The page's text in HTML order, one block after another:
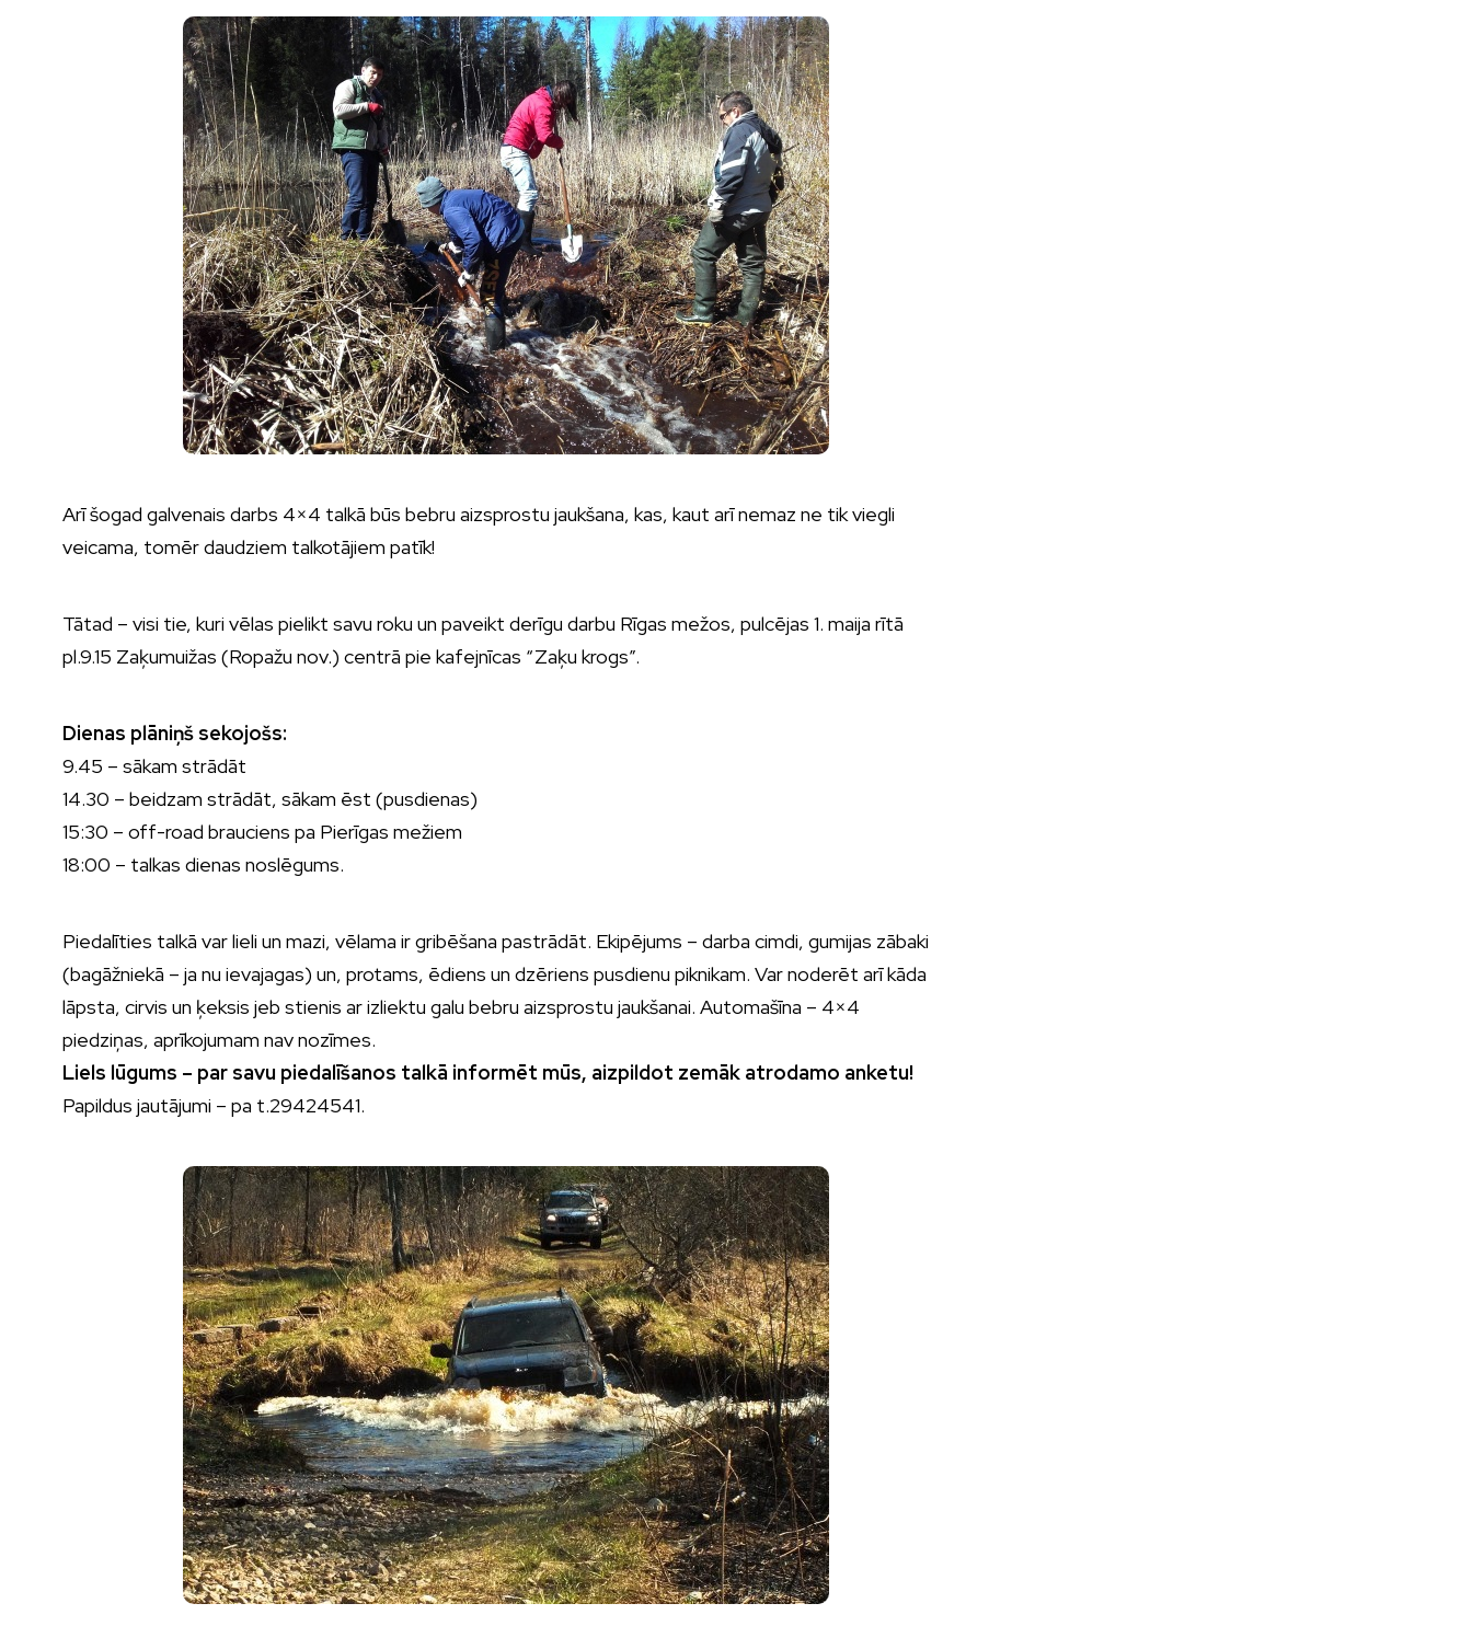
Arī šogad galvenais darbs 4×4 talkā būs bebru aizsprostu jaukšana, kas, kaut arī nemaz ne tik viegli
veicama, tomēr daudziem talkotājiem patīk!
Tātad – visi tie, kuri vēlas pielikt savu roku un paveikt derīgu darbu Rīgas mežos, pulcējas 1. maija rītā
pl.9.15 Zaķumuižas (Ropažu nov.) centrā pie kafejnīcas “Zaķu krogs”.
Dienas plāniņš sekojošs:
9.45 – sākam strādāt
14.30 – beidzam strādāt, sākam ēst (pusdienas)
15:30 – off-road brauciens pa Pierīgas mežiem
18:00 – talkas dienas noslēgums.
Piedalīties talkā var lieli un mazi, vēlama ir gribēšana pastrādāt. Ekipējums – darba cimdi, gumijas zābaki
(bagāžniekā – ja nu ievajagas) un, protams, ēdiens un dzēriens pusdienu piknikam. Var noderēt arī kāda
lāpsta, cirvis un ķeksis jeb stienis ar izliektu galu bebru aizsprostu jaukšanai. Automašīna – 4×4
piedziņas, aprīkojumam nav nozīmes.
Liels lūgums – par savu piedalīšanos talkā informēt mūs, aizpildot zemāk atrodamo anketu!
Papildus jautājumi – pa t.29424541.